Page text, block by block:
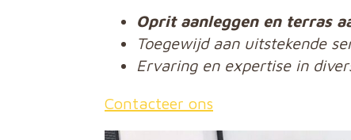
Oprit aanleggen en terras
Toegewijd aan uitstekende
Ervaring en expertise in
Contacteer ons